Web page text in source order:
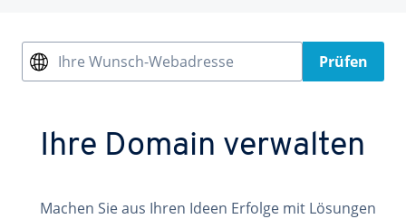
Ihre Wunsch-Webadresse Prüfen
Ihre Domain verwalten
Machen Sie aus Ihren Ideen Erfolge mit Lösungen